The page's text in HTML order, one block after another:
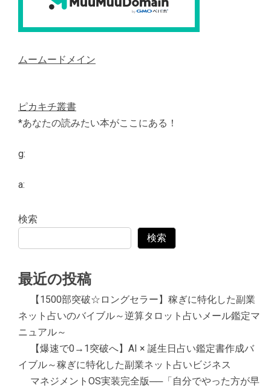
ムームードメイン
ピカキチ叢書
*あなたの読みたい本がここにある！
g:
a:
検索
検索
最近の投稿
【1500部突破☆ロングセラー】稼ぎに特化した副業
ネット占いのバイブル～逆算タロット占いメール鑑定マ
ニュアル～
【爆速で0→1突破へ】AI × 誕生日占い鑑定書作成バ
イブル～稼ぎに特化した副業ネット占いビジネス
マネジメントOS実装完全版──「自分でやった方が早